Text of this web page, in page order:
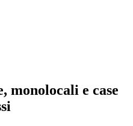
monolocali e case